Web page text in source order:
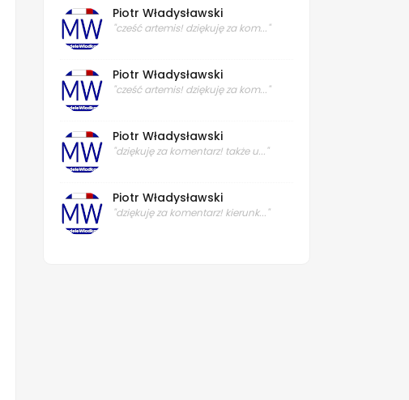
Piotr Władysławski
"cześć artemis! dziękuję za kom..."
Piotr Władysławski
"cześć artemis! dziękuję za kom..."
Piotr Władysławski
"dziękuję za komentarz! także u..."
Piotr Władysławski
"dziękuję za komentarz! kierunk..."